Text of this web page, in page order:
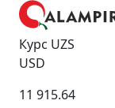
Курс UZS
USD
11 915.64